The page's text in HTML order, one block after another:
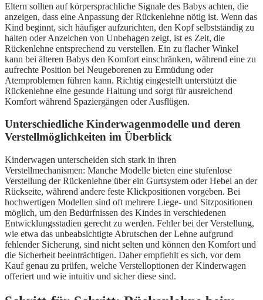
Eltern sollten auf körpersprachliche Signale des Babys achten, die
anzeigen, dass eine Anpassung der Rückenlehne nötig ist. Wenn das
Kind beginnt, sich häufiger aufzurichten, den Kopf selbstständig zu
halten oder Anzeichen von Unbehagen zeigt, ist es Zeit, die
Rückenlehne entsprechend zu verstellen. Ein zu flacher Winkel
kann bei älteren Babys den Komfort einschränken, während eine zu
aufrechte Position bei Neugeborenen zu Ermüdung oder
Atemproblemen führen kann. Richtig eingestellt unterstützt die
Rückenlehne eine gesunde Haltung und sorgt für ausreichend
Komfort während Spaziergängen oder Ausflügen.
Unterschiedliche Kinderwagenmodelle und deren
Verstellmöglichkeiten im Überblick
Kinderwagen unterscheiden sich stark in ihren
Verstellmechanismen: Manche Modelle bieten eine stufenlose
Verstellung der Rückenlehne über ein Gurtsystem oder Hebel an der
Rückseite, während andere feste Klickpositionen vorgeben. Bei
hochwertigen Modellen sind oft mehrere Liege- und Sitzpositionen
möglich, um den Bedürfnissen des Kindes in verschiedenen
Entwicklungsstadien gerecht zu werden. Fehler bei der Verstellung,
wie etwa das unbeabsichtigte Abrutschen der Lehne aufgrund
fehlender Sicherung, sind nicht selten und können den Komfort und
die Sicherheit beeinträchtigen. Daher empfiehlt es sich, vor dem
Kauf genau zu prüfen, welche Verstelloptionen der Kinderwagen
offeriert und wie intuitiv und sicher diese sind.